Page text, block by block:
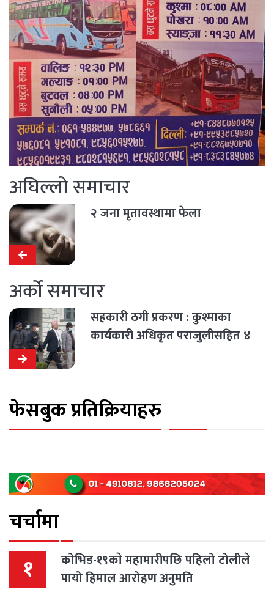
अघिल्लो समाचार
२ जना मृतावस्थामा फेला
अर्को समाचार
सहकारी ठगी प्रकरण : कुश्माका
कार्यकारी अधिकृत पराजुलीसहित ४
फेसबुक प्रतिक्रियाहरु
चर्चामा
१
कोभिड-१९काे महामारीपछि पहिलो टोलीले
पायो हिमाल आरोहण अनुमति